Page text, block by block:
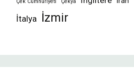
İtalya İzmir